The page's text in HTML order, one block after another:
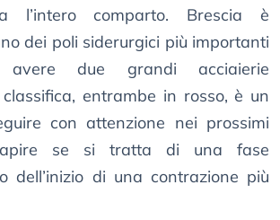
l’intero comparto. Brescia è
dei poli siderurgici più importanti
avere due grandi acciaierie
entrambe in rosso, è un
con attenzione nei prossimi
se si tratta di una fase
dell’inizio di una contrazione più